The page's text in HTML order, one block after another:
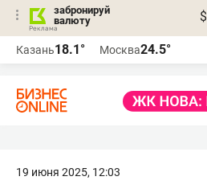
забронируй
валюту
$
Казань18.1° Москва24.5°
19 июня 2025, 12:03